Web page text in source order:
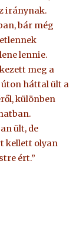
iránynak.
bár még
lennie.
meg a
úton háttal ült a
különben
ült, de
kellett olyan
ért.”